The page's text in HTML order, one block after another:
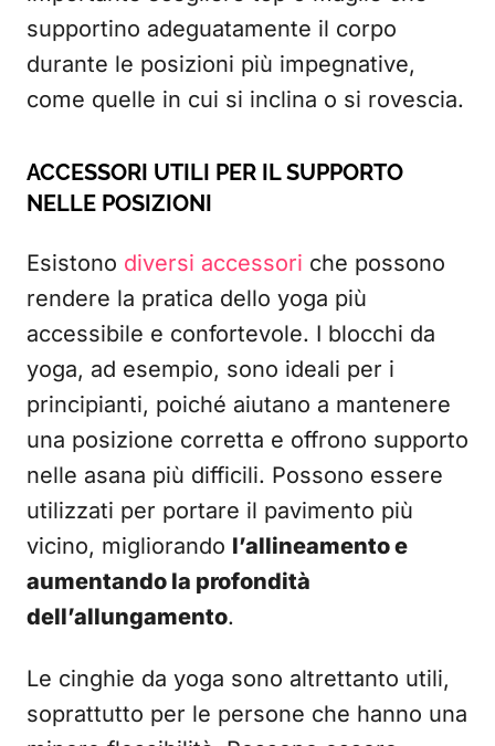
supportino adeguatamente il corpo
durante le posizioni più impegnative,
come quelle in cui si inclina o si rovescia.
ACCESSORI UTILI PER IL SUPPORTO
NELLE POSIZIONI
Esistono diversi accessori che possono
rendere la pratica dello yoga più
accessibile e confortevole. I blocchi da
yoga, ad esempio, sono ideali per i
principianti, poiché aiutano a mantenere
una posizione corretta e offrono supporto
nelle asana più difficili. Possono essere
utilizzati per portare il pavimento più
vicino, migliorando l’allineamento e
aumentando la profondità
dell’allungamento.
Le cinghie da yoga sono altrettanto utili,
soprattutto per le persone che hanno una